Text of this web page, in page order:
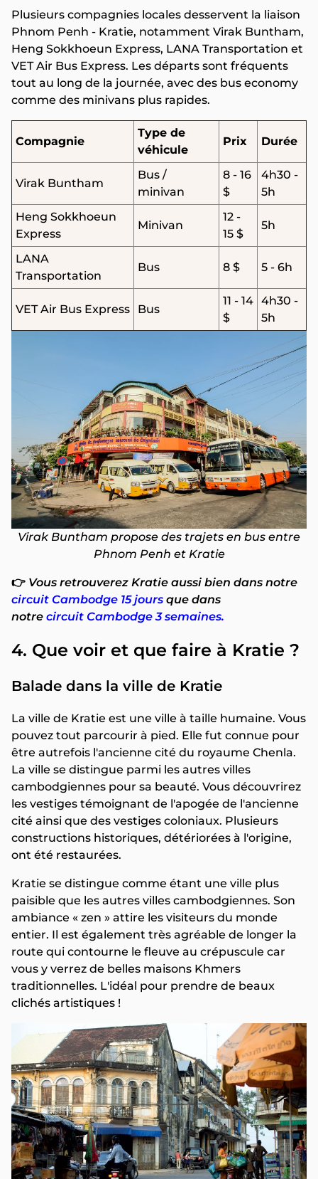
Plusieurs compagnies locales desservent la liaison
Phnom Penh - Kratie, notamment Virak Buntham,
Heng Sokkhoeun Express, LANA Transportation et
VET Air Bus Express. Les départs sont fréquents
tout au long de la journée, avec des bus economy
comme des minivans plus rapides.
Compagnie
Type de
véhicule
Prix Durée
Virak Buntham
Bus /
minivan
8 - 16
$
4h30 -
5h
Heng Sokkhoeun
Express
Minivan
12 -
15 $
5h
LANA
Transportation
Bus 8 $ 5 - 6h
VET Air Bus Express Bus
11 - 14
$
4h30 -
5h
Virak Buntham propose des trajets en bus entre
Phnom Penh et Kratie
👉 Vous retrouverez Kratie aussi bien dans notre
circuit Cambodge 15 jours que dans
notre circuit Cambodge 3 semaines.
4. Que voir et que faire à Kratie ?
Balade dans la ville de Kratie
La ville de Kratie est une ville à taille humaine. Vous
pouvez tout parcourir à pied. Elle fut connue pour
être autrefois l'ancienne cité du royaume Chenla.
La ville se distingue parmi les autres villes
cambodgiennes pour sa beauté. Vous découvrirez
les vestiges témoignant de l'apogée de l'ancienne
cité ainsi que des vestiges coloniaux. Plusieurs
constructions historiques, détériorées à l'origine,
ont été restaurées.
Kratie se distingue comme étant une ville plus
paisible que les autres villes cambodgiennes. Son
ambiance « zen » attire les visiteurs du monde
entier. Il est également très agréable de longer la
route qui contourne le fleuve au crépuscule car
vous y verrez de belles maisons Khmers
traditionnelles. L'idéal pour prendre de beaux
clichés artistiques !